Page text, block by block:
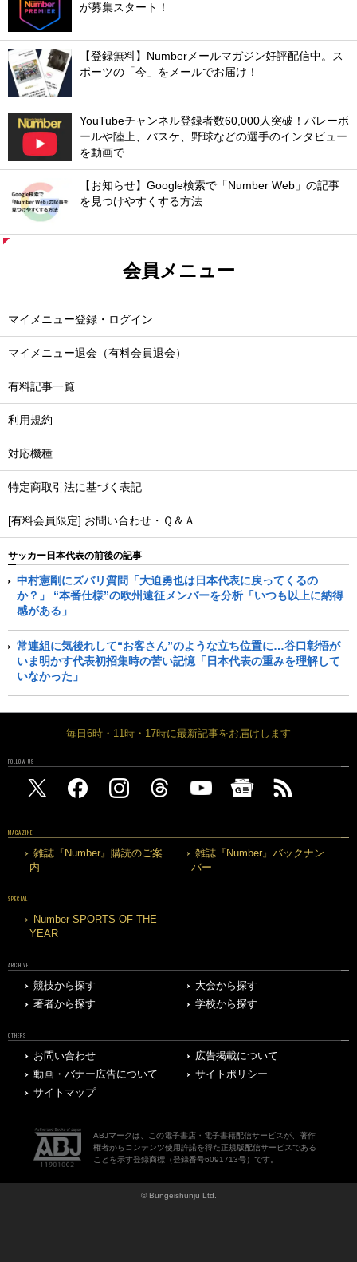
が募集スタート！
【登録無料】Numberメールマガジン好評配信中。ス
ポーツの「今」をメールでお届け！
YouTubeチャンネル登録者数60,000人突破！バレーボ
ールや陸上、バスケ、野球などの選手のインタビュー
を動画で
【お知らせ】Google検索で「Number Web」の記事
を見つけやすくする方法
会員メニュー
マイメニュー登録・ログイン
マイメニュー退会（有料会員退会）
有料記事一覧
利用規約
対応機種
特定商取引法に基づく表記
[有料会員限定] お問い合わせ・Ｑ＆Ａ
サッカー日本代表の前後の記事
中村憲剛にズバリ質問「大迫勇也は日本代表に戻ってくるの
か？」 “本番仕様”の欧州遠征メンバーを分析「いつも以上に納得
感がある」
常連組に気後れして“お客さん”のような立ち位置に…谷口彰悟が
いま明かす代表初招集時の苦い記憶「日本代表の重みを理解して
いなかった」
毎日6時・11時・17時に最新記事をお届けします
FOLLOW US
MAGAZINE
雑誌『Number』購読のご案
内
雑誌『Number』バックナン
バー
SPECIAL
Number SPORTS OF THE
YEAR
ARCHIVE
競技から探す
大会から探す
著者から探す
学校から探す
OTHERS
お問い合わせ
広告掲載について
動画・バナー広告について
サイトポリシー
サイトマップ
ABJマークは、この電子書店・電子書籍配信サービスが、著作
権者からコンテンツ使用許諾を得た正規版配信サービスである
ことを示す登録商標（登録番号6091713号）です。
© Bungeishunju Ltd.